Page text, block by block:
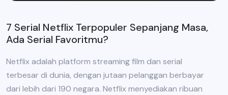
7 Serial Netflix Terpopuler Sepanjang Masa,
Ada Serial Favoritmu?
Netflix adalah platform streaming film dan serial
terbesar di dunia, dengan jutaan pelanggan berbayar
dari lebih dari 190 negara. Netflix menyediakan ribuan